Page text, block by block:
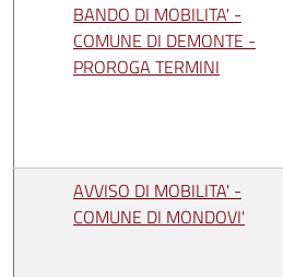
BANDO DI MOBILITA' -
COMUNE DI DEMONTE -
PROROGA TERMINI
AVVISO DI MOBILITA' -
COMUNE DI MONDOVI'